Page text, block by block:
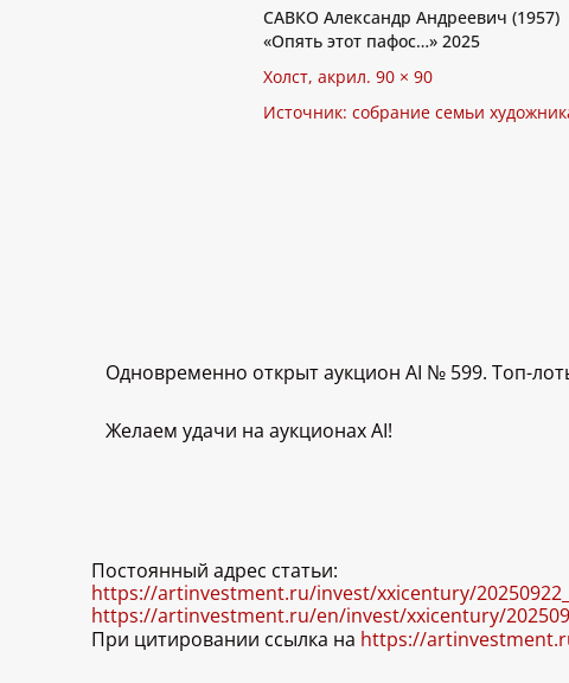
САВКО Александр Андреевич (1957)
«Опять этот пафос…» 2025
Холст, акрил. 90 × 90
Источник: собрание семьи
Одновременно открыт аукцион AI № 599. Топ-
Желаем удачи на аукционах AI!
Постоянный адрес статьи:
https://artinvestment.ru/invest/xxicentury/
https://artinvestment.ru/en/invest/xxicentury/
При цитировании ссылка на https://